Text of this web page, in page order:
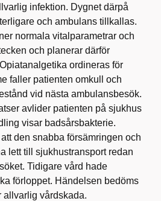
infektion. Dygnet därpå
och ambulans tillkallas.
normala vitalparametrar och
och planerar därför
ordineras för
faller patienten omkull och
vid nästa ambulansbesök.
avlider patienten på sjukhus
visar badsårsbakterie.
den snabba försämringen och
lett till sjukhustransport redan
Tidigare vård hade
förloppet. Händelsen bedöms
allvarlig vårdskada.